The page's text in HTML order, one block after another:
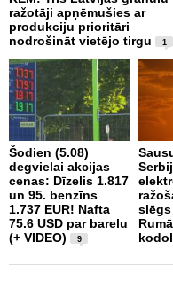
ražotāji apņēmušies ar
produkciju prioritāri
nodrošināt vietējo tirgu
1
Šodien (5.08)
degvielai akcijas
cenas: Dīzelis 1.817
un 95. benzīns
1.737 EUR! Nafta
75.6 USD par barelu
(+ VIDEO)
9
slēgs